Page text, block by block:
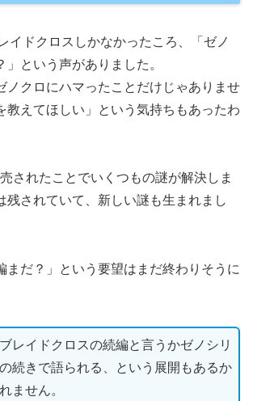
イドクロスしかなかったころ、「ゼノ
」という声がありました。
ノクロにハマったことだけじゃありませ
教えてほしい」という気持ちもあったわ
されたことでいくつもの謎が解決しま
残されていて、新しい謎も生まれまし
まだ？」という要望はまだ終わりそうに
レイドクロスの続編と言うかゼノシリ
続きで語られる、という展開もあるか
ません。